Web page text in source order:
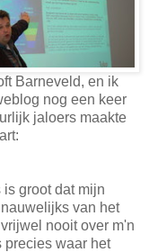
Barneveld, en ik
nog een keer
jaloers maakte
groot dat mijn
van het
nooit over m'n
precies waar het